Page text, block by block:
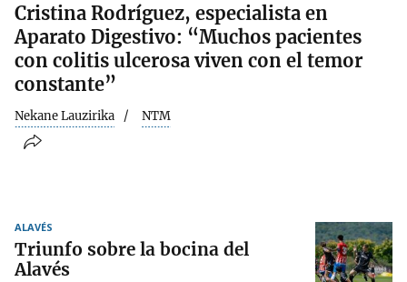
Cristina Rodríguez, especialista en
Aparato Digestivo: “Muchos pacientes
con colitis ulcerosa viven con el temor
constante”
Nekane Lauzirika NTM
ALAVÉS
Triunfo sobre la bocina del
Alavés